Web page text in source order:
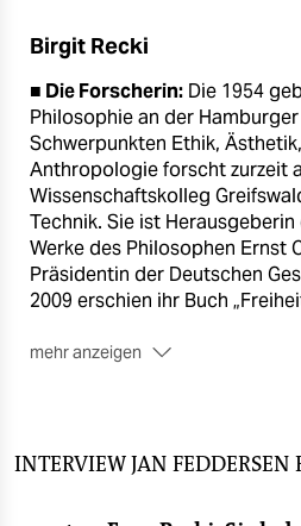
verlag
verlag
veranstaltungen
shop
fragen & hilfe
unterstützen
abo
Birgit Recki
■ Die Forscherin: Die 1954
Philosophie an der
Schwerpunkten Ethik,
Anthropologie forscht zurzeit
Wissenschaftskolleg
Technik. Sie ist
Werke des Philosophen Ernst
Präsidentin der Deutschen
2009 erschien ihr Buch
mehr anzeigen
Birgit Recki an diesem
INTERVIEWJAN FEDDERSEN